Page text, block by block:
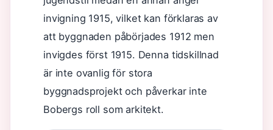
invigning 1915, vilket kan förklaras av
att byggnaden påbörjades 1912 men
invigdes först 1915. Denna tidskillnad
är inte ovanlig för stora
byggnadsprojekt och påverkar inte
Bobergs roll som arkitekt.